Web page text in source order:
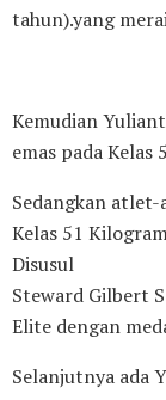
tahun).yang
Kemudian
emas pada
Sedangkan
Kelas 51
Disusul
Steward Gilbert
Elite dengan
Selanjutnya ada